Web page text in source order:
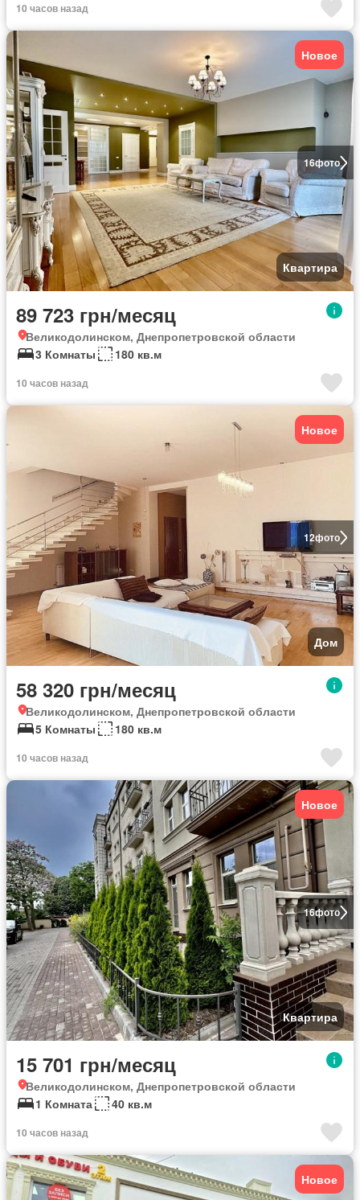
10 часов назад
16фото
Новое
Квартира
89 723 грн/месяц
Великодолинском, Днепропетровской области
3 Комнаты
180 кв.м
10 часов назад
12фото
Новое
Дом
58 320 грн/месяц
Великодолинском, Днепропетровской области
5 Комнаты
180 кв.м
10 часов назад
16фото
Новое
Квартира
15 701 грн/месяц
Великодолинском, Днепропетровской области
1 Комната
40 кв.м
10 часов назад
Новое